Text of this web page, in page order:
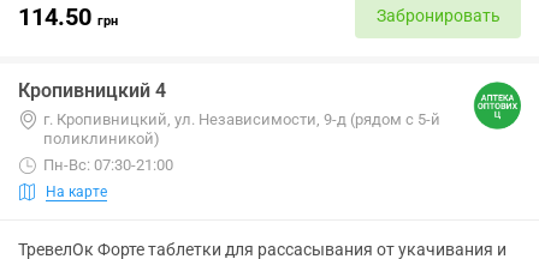
114.50 грн Забронировать
Кропивницкий 4
г. Кропивницкий, ул. Независимости, 9-д (рядом с 5-й
поликлиникой)
Пн-Вс: 07:30-21:00
На карте
ТревелОк Форте таблетки для рассасывания от укачивания и